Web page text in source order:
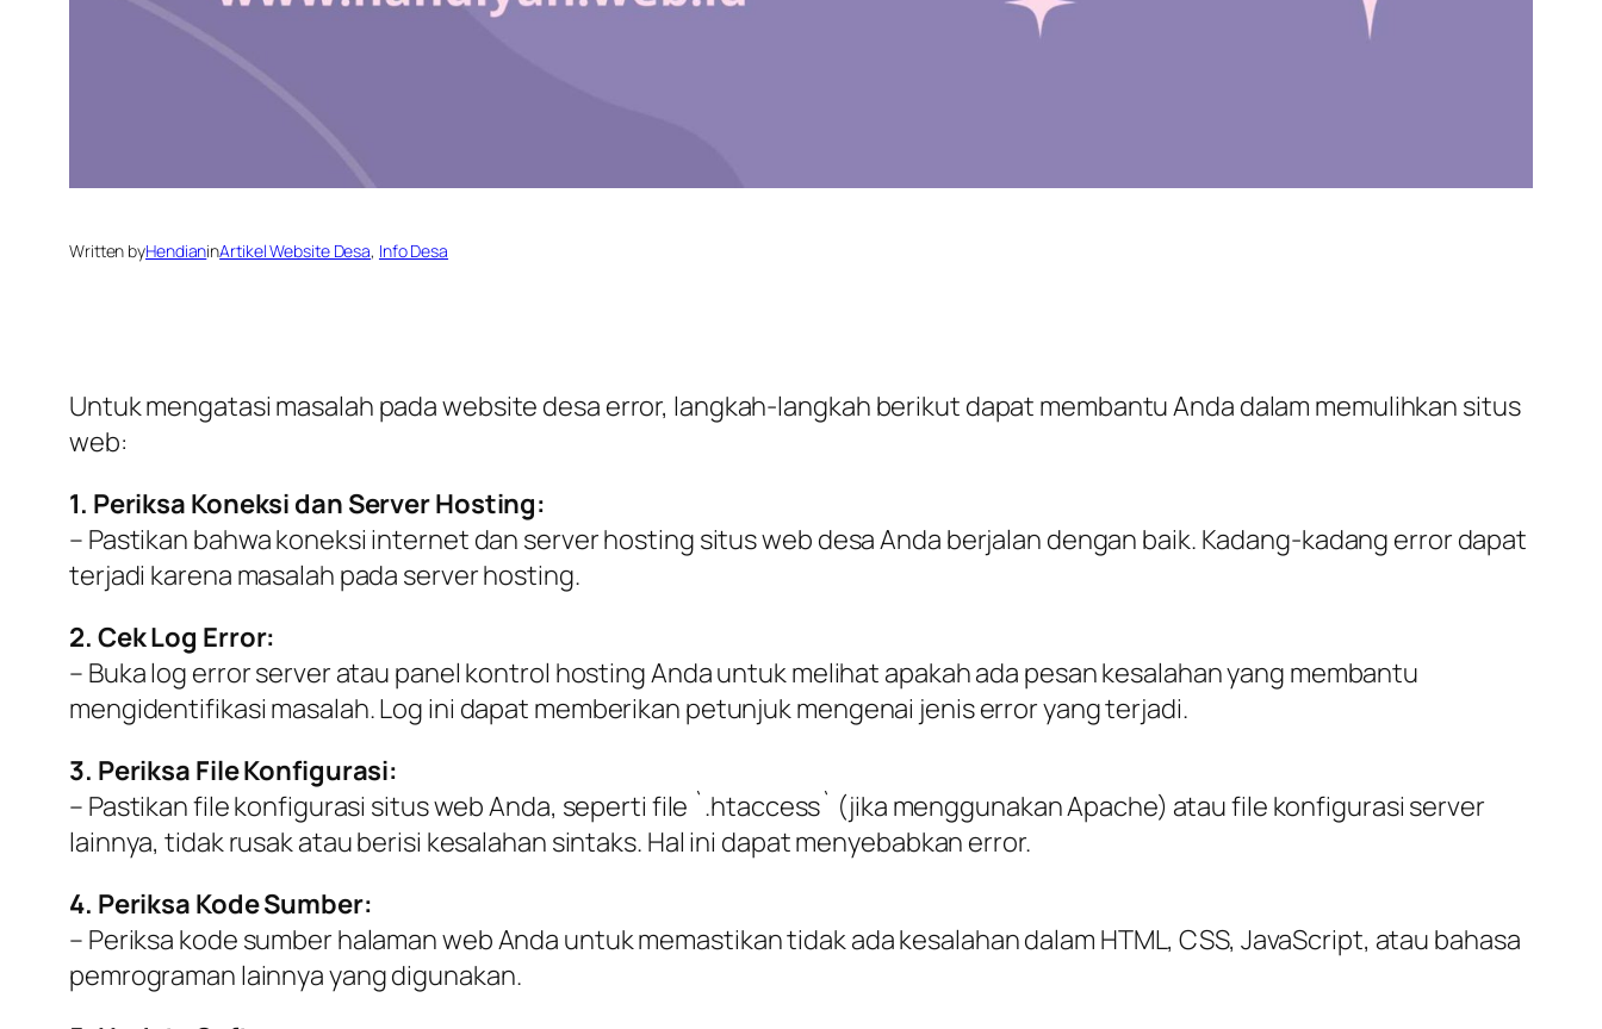
Written byHendianinArtikel Website Desa, Info Desa
Untuk mengatasi masalah pada website desa error, langkah-langkah berikut dapat membantu Anda dalam memulihkan situs
web:
1. Periksa Koneksi dan Server Hosting:
– Pastikan bahwa koneksi internet dan server hosting situs web desa Anda berjalan dengan baik. Kadang-kadang error dapat
terjadi karena masalah pada server hosting.
2. Cek Log Error:
– Buka log error server atau panel kontrol hosting Anda untuk melihat apakah ada pesan kesalahan yang membantu
mengidentifikasi masalah. Log ini dapat memberikan petunjuk mengenai jenis error yang terjadi.
3. Periksa File Konfigurasi:
– Pastikan file konfigurasi situs web Anda, seperti file `.htaccess` (jika menggunakan Apache) atau file konfigurasi server
lainnya, tidak rusak atau berisi kesalahan sintaks. Hal ini dapat menyebabkan error.
4. Periksa Kode Sumber:
– Periksa kode sumber halaman web Anda untuk memastikan tidak ada kesalahan dalam HTML, CSS, JavaScript, atau bahasa
pemrograman lainnya yang digunakan.